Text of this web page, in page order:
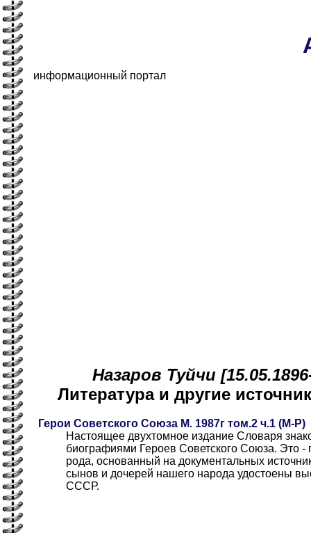
информационный портал
Назаров Туйчи
Литература и другие
Герои Советского Союза М. 1987г том.2 ч.1 (М-Р)
Настоящее двухтомное издание Словаря
биографиями Героев Советского Союза. Это -
рода, основанный на документальных
сынов и дочерей нашего народа удостоены
СССР.